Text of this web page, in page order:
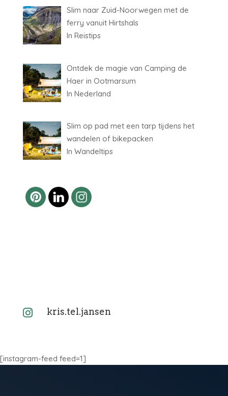
Slim naar Zuid-Noorwegen met de
ferry vanuit Hirtshals
In Reistips
Ontdek de magie van Camping de
Haer in Ootmarsum
In Nederland
Slim op pad met een tarp tijdens het
wandelen of bikepacken
In Wandeltips
 kris.tel.jansen
[instagram-feed feed=1]